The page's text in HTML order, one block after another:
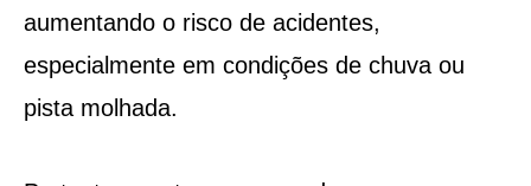
aumentando o risco de acidentes,
especialmente em condições de chuva ou
pista molhada.